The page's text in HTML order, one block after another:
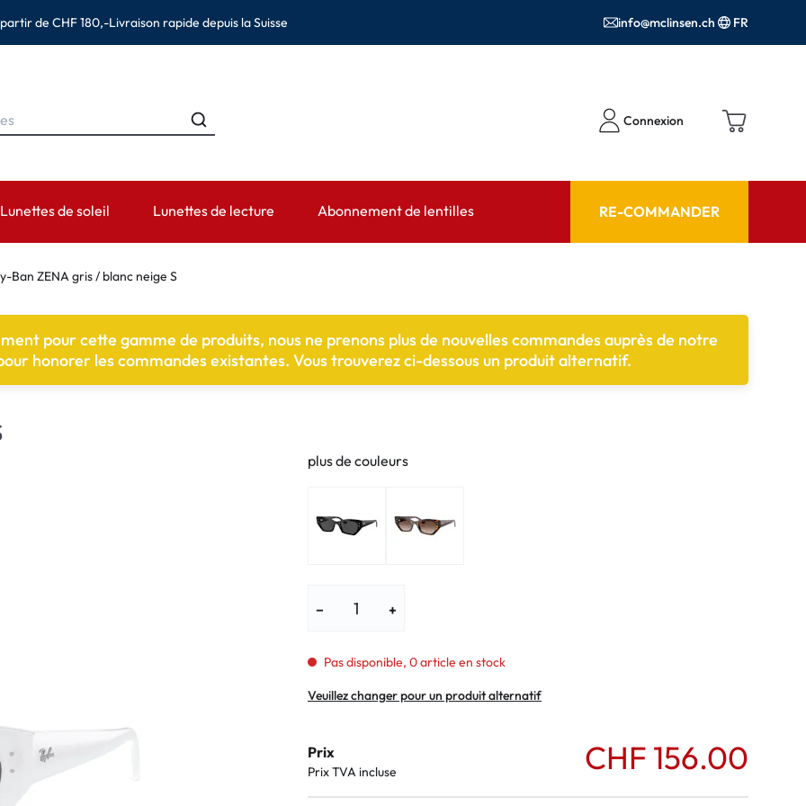
de CHF 180,-Livraison rapide depuis la Suisse info@mclinsen.ch FR
Connexion
(presbytie)
DURÉE DE PORT
Lentilles journalières
Lentilles hebdomadaires et bi-
mensuelles
Lentilles de contact FAQ
Prescription FAQ
CATÉGORIES
Solutions pour lentilles de contact
Solutions saline
Étuis
Pincettes et autres accessoires
Produits d'entretien FAQ
Lunettes de soleil
MARQUES
Ray-Ban
Montana Eyewear
% SALE %
Lunettes de lecture Abonnement de lentilles RE-COMMANDER
Ban ZENA gris / blanc neige S
pour cette gamme de produits, nous ne prenons plus de nouvelles commandes auprès de notre
honorer les commandes existantes. Vous trouverez ci-dessous un produit alternatif.
plus de couleurs
− +
Pas disponible, 0 article en stock
Veuillez changer pour un produit alternatif
Prix
Prix TVA incluse CHF 156.00